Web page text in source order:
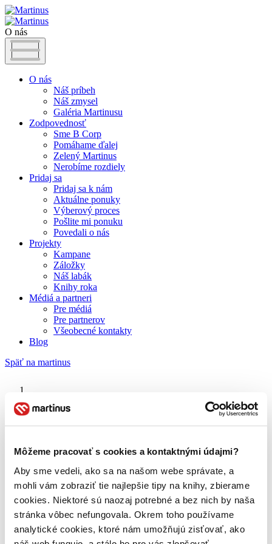
Môžeme pracovať s cookies a kontaktnými údajmi?
Aby sme vedeli, ako sa na našom webe správate, a
mohli vám zobraziť tie najlepšie tipy na knihy, zbierame
cookies. Niektoré sú naozaj potrebné a bez nich by naša
stránka vôbec nefungovala. Okrem toho používame
analytické cookies, ktoré nám umožňujú zisťovať, ako
O nás
O nás
Náš príbeh
Náš zmysel
Galéria Martinusu
Zodpovednosť
Sme B Corp
Pomáhame ďalej
Zelený Martinus
Nerobíme rozdiely
Pridaj sa
Pridaj sa k nám
Aktuálne ponuky
Výberový proces
Pošlite mi ponuku
Povedali o nás
Projekty
Kampane
Záložky
Náš labák
Knihy roka
Médiá a partneri
Pre médiá
Pre partnerov
Všeobecné kontakty
Blog
Späť na martinus
Manhattan
O nás
Náš príbeh
Galéria Martinusu
Zodpovednosť
Sme B Corp